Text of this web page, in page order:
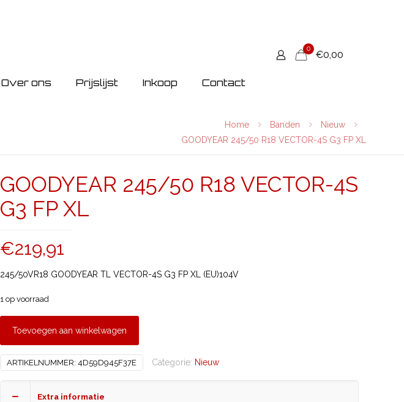
Over ons Prijslijst Inkoop Contact
0
€0,00
Home Banden
Nieuw
GOODYEAR 245/50 R18 VECTOR-4S G3 FP XL
GOODYEAR 245/50 R18 VECTOR-4S
G3 FP XL
€219,91
245/50VR18 GOODYEAR TL VECTOR-4S G3 FP XL (EU)104V
1 op voorraad
Toevoegen aan winkelwagen
ARTIKELNUMMER: 4D59D945F37E Categorie: Nieuw
Extra informatie